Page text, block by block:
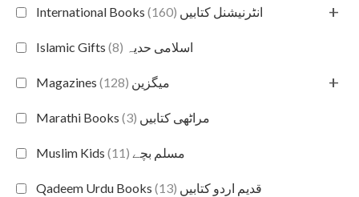
International Books انٹرنیشنل کتابیں (160) +
Islamic Gifts اسلامی حدیہ (8)
Magazines میگزین (128) +
Marathi Books مراٹھی کتابیں (3)
Muslim Kids مسلم بچے (11)
Qadeem Urdu Books قدیم اردو کتابیں (13)